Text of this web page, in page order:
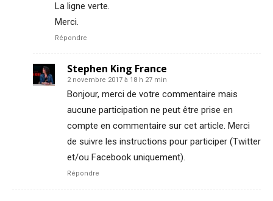
La ligne verte.
Merci.
Répondre
Stephen King France
2 novembre 2017 à 18 h 27 min
Bonjour, merci de votre commentaire mais
aucune participation ne peut être prise en
compte en commentaire sur cet article. Merci
de suivre les instructions pour participer (Twitter
et/ou Facebook uniquement).
Répondre